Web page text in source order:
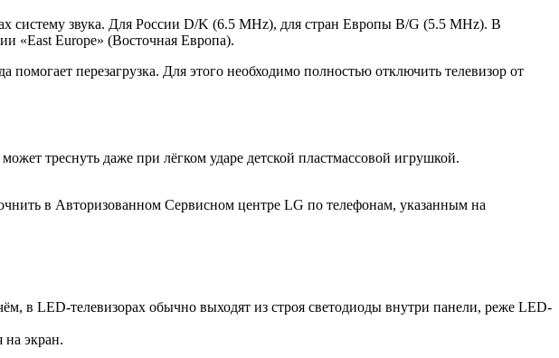
систему звука. Для России D/K (6.5 MHz), для стран Европы B/G (5.5 MHz). В
«East Europe» (Восточная Европа).
перезагрузка. Для этого необходимо полностью отключить телевизор от
треснуть даже при лёгком ударе детской пластмассовой игрушкой.
в Авторизованном Сервисном центре LG по телефонам, указанным на
в LED-телевизорах обычно выходят из строя светодиоды внутри панели, реже LED-
на экран.